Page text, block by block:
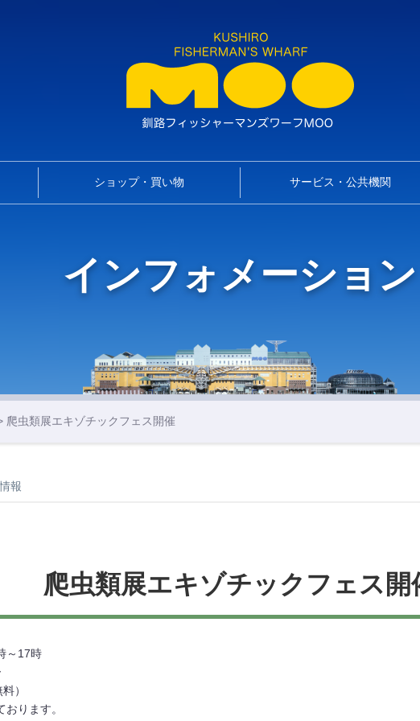
ショップ・買い物 サービス・公共機関
インフォメーション
爬虫類展エキゾチックフェス開催
報
爬虫類展エキゾチックフェス開
～17時
）
ります。